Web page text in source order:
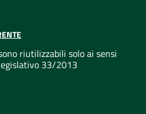
riutilizzabili solo ai sensi
33/2013